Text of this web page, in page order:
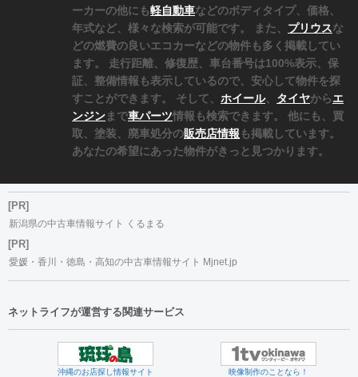
ーカーの他にも軽自動車などのボディタイプ、価格、
年式など、様々な検索が可能です。 また、 プリウスな
どの燃費の良いエコカーなどの物件も多く掲載してい
ます。 走行距離、修復歴、車台番号は100%表示、保
証、整備情報も表示しているので、安心して物件を探
すことができます。 そして、 ホイール、 タイヤからエ
ンジンまで車パーツ情報も検索できます。 他にも、買
取、塗装、廃車処分の販売店情報 も掲載しています。
あなたの希望にあった物件がきっと見つかります。
[PR]
新潟県の中古車情報サイト くるまる
[PR]
愛媛・香川・徳島・高知の中古車情報サイト Mjnet.jp
ネットライフが運営する関連サービス
沖縄のお店探し情報サイト 映像制作のことなら！